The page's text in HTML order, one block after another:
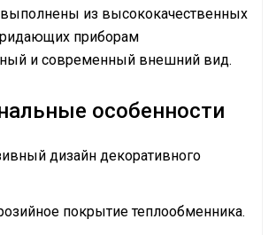
выполнены из высококачественных
приборам
и современный внешний вид.
особенности
дизайн декоративного
покрытие теплообменника.